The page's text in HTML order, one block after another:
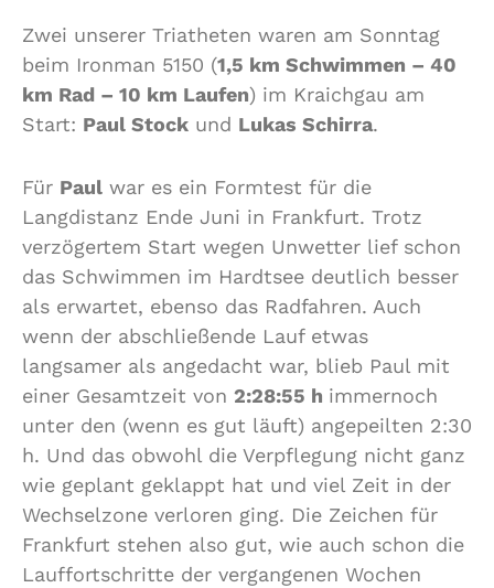
Zwei unserer Triatheten waren am Sonntag
beim Ironman 5150 (1,5 km Schwimmen – 40
km Rad – 10 km Laufen) im Kraichgau am
Start: Paul Stock und Lukas Schirra.
Für Paul war es ein Formtest für die
Langdistanz Ende Juni in Frankfurt. Trotz
verzögertem Start wegen Unwetter lief schon
das Schwimmen im Hardtsee deutlich besser
als erwartet, ebenso das Radfahren. Auch
wenn der abschließende Lauf etwas
langsamer als angedacht war, blieb Paul mit
einer Gesamtzeit von 2:28:55 h immernoch
unter den (wenn es gut läuft) angepeilten 2:30
h. Und das obwohl die Verpflegung nicht ganz
wie geplant geklappt hat und viel Zeit in der
Wechselzone verloren ging. Die Zeichen für
Frankfurt stehen also gut, wie auch schon die
Lauffortschritte der vergangenen Wochen